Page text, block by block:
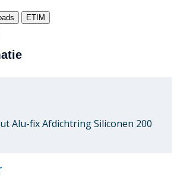
ETIM
Alu-fix Afdichtring Siliconen 200